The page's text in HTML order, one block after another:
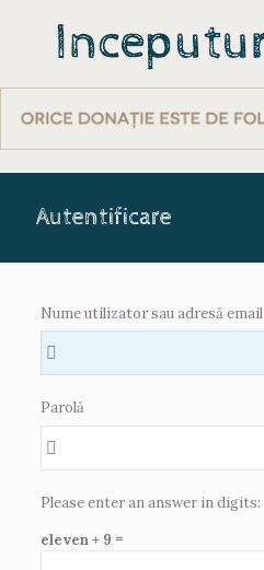
Autentificare
Nume utilizator sau adresă email
Parolă
Please enter an answer in digits:
eleven + 9 =